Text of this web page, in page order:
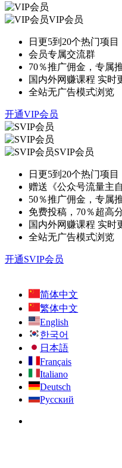
VIP会员
日更5到20个热门项目
会员专属交流群
70％推广佣金，专属
国内外网赚课程 实时
全站无广告模式浏览
开通VIP会员
SVIP会员
日更5到20个热门项目
赠送《公众号流量主
50％推广佣金，专属
免费投稿，70％超高
国内外网赚课程 实时
全站无广告模式浏览
开通SVIP会员
简体中文
繁体中文
English
한국어
日本語
Français
Italiano
Deutsch
Русский